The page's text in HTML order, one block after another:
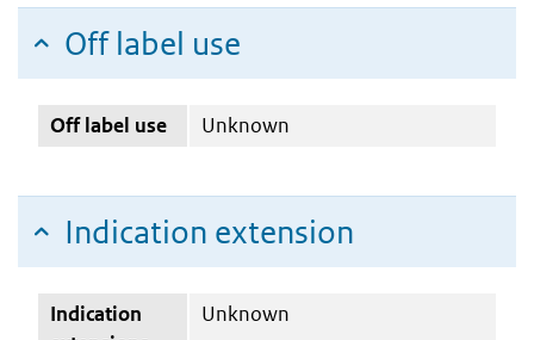
Off label use
Off label use Unknown
Indication extension
Indication
Unknown